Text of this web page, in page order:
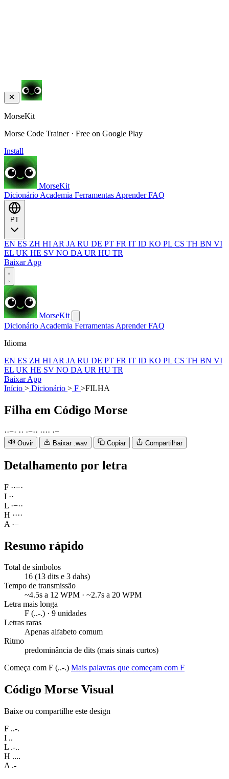
MorseKit
Morse Code Trainer · Free on Google Play
Install
MorseKit
Dicionário Academia Ferramentas AprenderFAQ
EN ES ZH HI AR JA RU DE PT FR IT ID KO PL CS TH BN VI
EL UK HE SV NO DA UR HU TR
Baixar App
MorseKit
Dicionário Academia Ferramentas AprenderFAQ
Idioma
EN ES ZH HI AR JA RU DE PT FR IT ID KO PL CS TH BN VI
EL UK HE SV NO DA UR HU TR
Baixar App
Início > Dicionário > F >FILHA
Filha em Código Morse
··−· ·· ·−·· ···· ·−
Ouvir Baixar .wav Copiar Compartilhar
Detalhamento por letra
F ··−·
I ··
L ·−··
H ····
A ·−
Resumo rápido
Total de símbolos
16 (13 dits e 3 dahs)
Tempo de transmissão
~4.5s a 12 WPM · ~2.7s a 20 WPM
Letra mais longa
F (..-.) · 9 unidades
Letras raras
Apenas alfabeto comum
Ritmo
predominância de dits (mais sinais curtos)
Começa com F (..-.) Mais palavras que começam com F
Código Morse Visual
Baixe ou compartilhe este design
F ..-.
I ..
L .-..
H ....
A .-